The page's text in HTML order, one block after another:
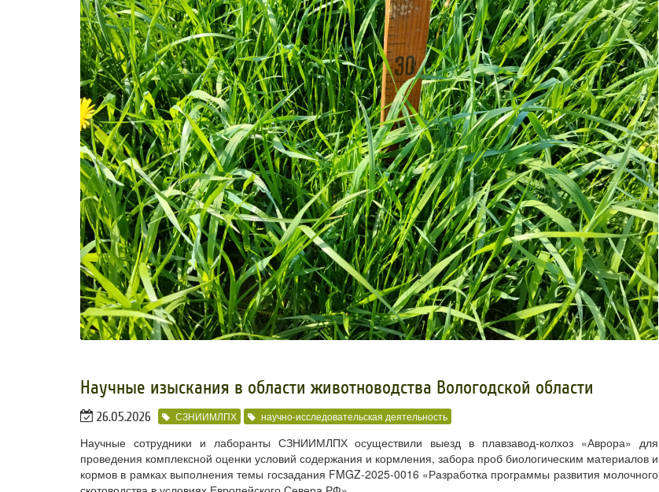
Научные изыскания в области животноводства Вологодской области
26.05.2026 СЗНИИМЛПХ научно-исследовательская деятельность
Научные сотрудники и лаборанты СЗНИИМЛПХ осуществили выезд в плавзавод-колхоз «Аврора» для
проведения комплексной оценки условий содержания и кормления, забора проб биологическим материалов и
кормов в рамках выполнения темы госзадания FMGZ-2025-0016 «Разработка программы развития молочного